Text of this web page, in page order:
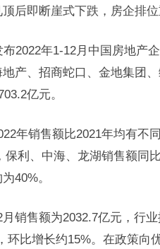
后即断崖式下跌，房企排位
2022年1-12月中国房地产
产、招商蛇口、金地集团
亿元。
年销售额比2021年均有不
保利、中海、龙湖销售额同
40%。
销售额为2032.7亿元，行
环比增长约15%。在政策